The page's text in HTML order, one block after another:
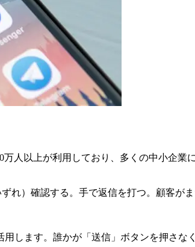
人以上が利用しており、多くの中小企業
）確認する。手で返信を打つ。顧客が
します。誰かが「送信」ボタンを押さな